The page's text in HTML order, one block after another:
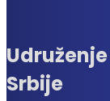
Srbije